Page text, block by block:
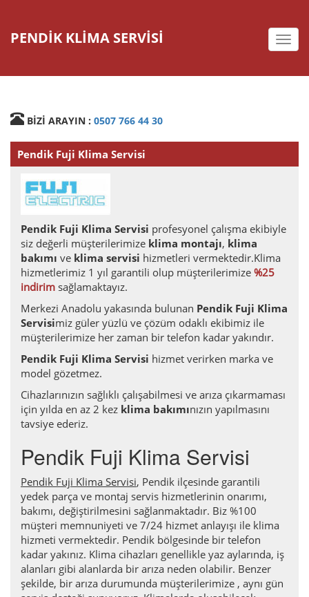
PENDİK KLİMA SERVİSİ
BİZİ ARAYIN : 0507 766 44 30
Pendik Fuji Klima Servisi
Pendik Fuji Klima Servisi profesyonel çalışma ekibiyle
siz değerli müşterilerimize klima montajı, klima
bakımı ve klima servisi hizmetleri vermektedir.Klima
hizmetlerimiz 1 yıl garantili olup müşterilerimize %25
indirim sağlamaktayız.
Merkezi Anadolu yakasında bulunan Pendik Fuji Klima
Servisimiz güler yüzlü ve çözüm odaklı ekibimiz ile
müşterilerimize her zaman bir telefon kadar yakındır.
Pendik Fuji Klima Servisi hizmet verirken marka ve
model gözetmez.
Cihazlarınızın sağlıklı çalışabilmesi ve arıza çıkarmaması
için yılda en az 2 kez klima bakımınızın yapılmasını
tavsiye ederiz.
Pendik Fuji Klima Servisi
Pendik Fuji Klima Servisi, Pendik ilçesinde garantili
yedek parça ve montaj servis hizmetlerinin onarımı,
bakımı, değiştirilmesini sağlanmaktadır. Biz %100
müşteri memnuniyeti ve 7/24 hizmet anlayışı ile klima
hizmeti vermektedir. Pendik bölgesinde bir telefon
kadar yakınız. Klima cihazları genellikle yaz aylarında, iş
alanları gibi alanlarda bir arıza neden olabilir. Benzer
şekilde, bir arıza durumunda müşterilerimize , aynı gün